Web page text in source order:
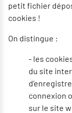
petit fichier
cookies !
On distingue :
- les
du site
connexion
sur le site